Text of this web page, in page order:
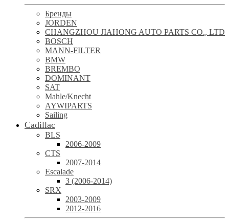
Бренды
JORDEN
CHANGZHOU JIAHONG AUTO PARTS CO., LTD
BOSCH
MANN-FILTER
BMW
BREMBO
DOMINANT
SAT
Mahle/Knecht
AYWIPARTS
Sailing
Cadillac
BLS
2006-2009
CTS
2007-2014
Escalade
3 (2006-2014)
SRX
2003-2009
2012-2016